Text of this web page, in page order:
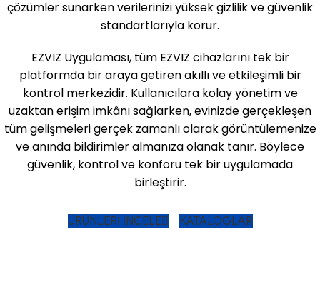
çözümler sunarken verilerinizi yüksek gizlilik ve güvenlik
standartlarıyla korur.
EZVIZ Uygulaması, tüm EZVIZ cihazlarını tek bir
platformda bir araya getiren akıllı ve etkileşimli bir
kontrol merkezidir. Kullanıcılara kolay yönetim ve
uzaktan erişim imkânı sağlarken, evinizde gerçekleşen
tüm gelişmeleri gerçek zamanlı olarak görüntülemenize
ve anında bildirimler almanıza olanak tanır. Böylece
güvenlik, kontrol ve konforu tek bir uygulamada
birleştirir.
ÜRÜNLERİ İNCELE KATALOGLAR